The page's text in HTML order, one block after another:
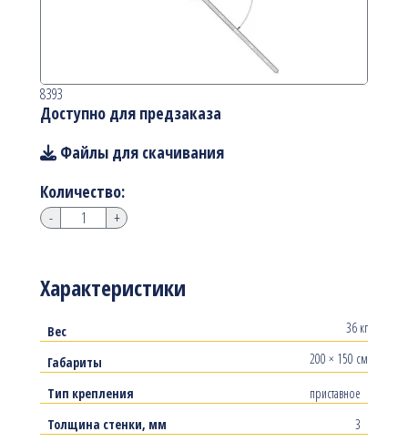
Характеристики
Вес
36 кг
Габариты
200 × 150 см
Тип крепления
приставное
Толщина стенки, мм
3
8393
Доступно для предзаказа
Файлы для скачивания
Количество:
- +